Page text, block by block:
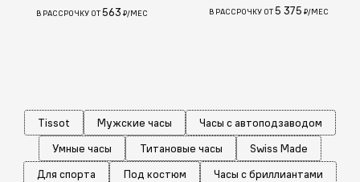
В РАССРОЧКУ ОТ563 ₽/МЕС В РАССРОЧКУ ОТ5 375 ₽/МЕС
Tissot Мужские часы
Часы с автоподзаводом
Умные часы
Титановые часы
Swiss Made
Для спорта
Под костюм
Часы с бриллиантами